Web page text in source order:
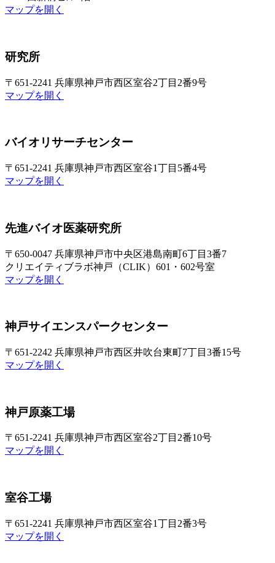
マップを開く
研究所
〒651-2241 兵庫県神戸市西区室谷2丁目2番9号
マップを開く
バイオリサーチセンター
〒651-2241 兵庫県神戸市西区室谷1丁目5番4号
マップを開く
先進バイオ医薬研究所
〒650-0047 兵庫県神戸市中央区港島南町6丁目3番7
クリエイティブラボ神戸（CLIK）601・602号室
マップを開く
神戸サイエンスパークセンター
〒651-2242 兵庫県神戸市西区井吹台東町7丁目3番15号
マップを開く
神戸原薬工場
〒651-2241 兵庫県神戸市西区室谷2丁目2番10号
マップを開く
室谷工場
〒651-2241 兵庫県神戸市西区室谷1丁目2番3号
マップを開く